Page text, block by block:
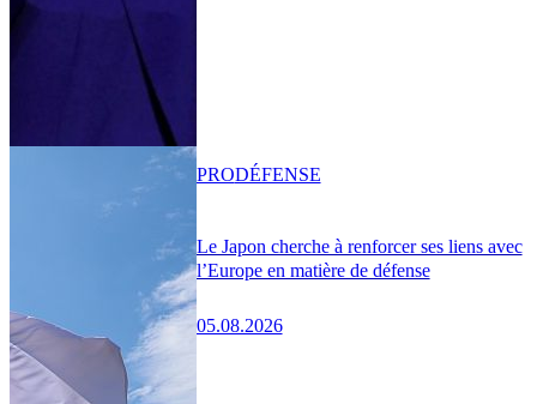
Le Japon cherche à renforcer ses liens avec
l’Europe en matière de défense
05.08.2026
PRODÉFENSE